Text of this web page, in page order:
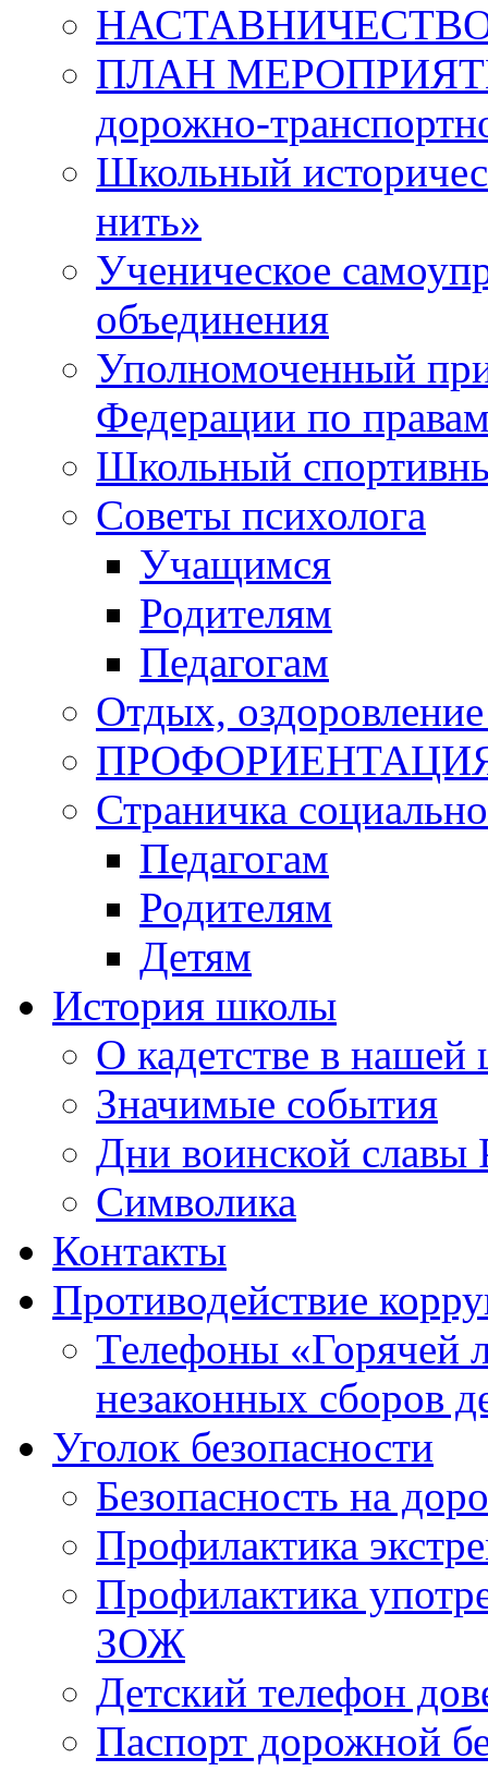
ПЛАН МЕРОПРИЯТИЙ
дорожно-
Школьный
нить»
Ученическое
объединения
Уполномоченный
Федерации по
Школьный
Советы психолога
Учащимся
Родителям
Педагогам
Отдых, оздоровление
Страничка
Педагогам
Родителям
Детям
История школы
О кадетстве в нашей
Значимые события
Дни воинской славы
Символика
Контакты
Противодействие
Телефоны «Горячей
незаконных сборов
Уголок безопасности
Безопасность на
Профилактика
Профилактика
ЗОЖ
Детский телефон
Паспорт дорожной